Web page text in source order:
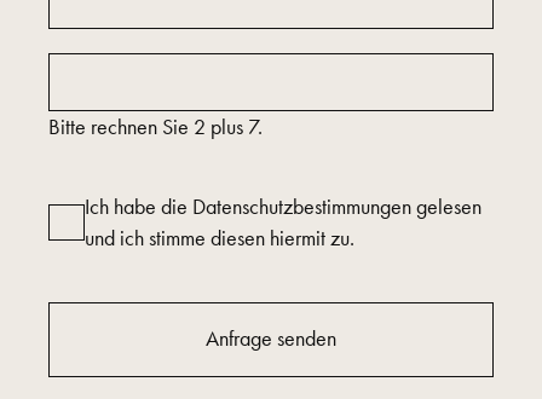
Bitte rechnen Sie 2 plus 7.
Ich habe die Datenschutzbestimmungen gelesen
und ich stimme diesen hiermit zu.
Anfrage senden